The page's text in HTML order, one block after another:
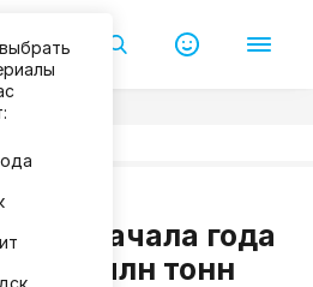
с начала года
1,5 млн тонн